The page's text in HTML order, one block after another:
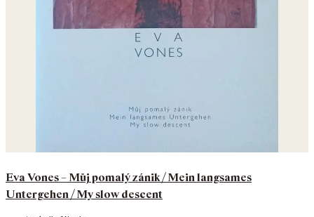
Eva Vones – Můj pomalý zánik / Mein langsames
Untergehen / My slow descent